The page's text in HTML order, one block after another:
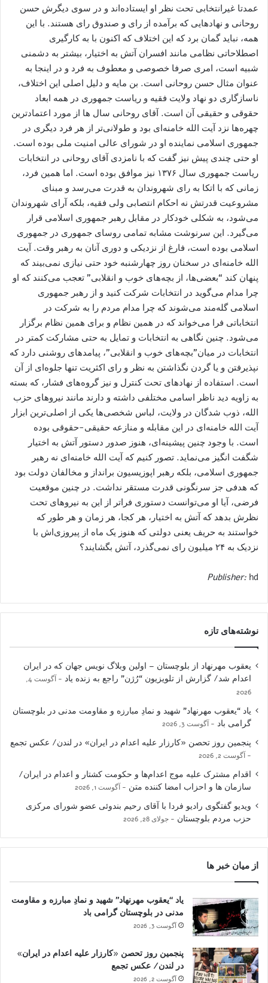
عمدتا غیرانتخابی تحت نظر او ایستاده‌اند و در سوی دیگرش حسن
روحانی و نهادهایی که برآمده از رای و صندوق رای هستند. با این
همه، نباید گمان برد که این اختلاف که اکنون با به کارگیری
اصطلاحاتی نظامی مانند افسران آتش به اختیار، بیشتر به دشمنی
شبیه است، امری صرفا خصوصی و معطوف به فرد و در اینجا به
عنوان مثال حسن روحانی است. بن مایه و دلیل اصلی این اختلاف،
ناسازگاری دو نهاد ولایت فقیه و ریاست جمهوری در همه ابعاد
حقوقی و حقیقی آن است. آقای روحانی سال ها از مورد اعتمادترین
چهره‌ها نزد آیت الله خامنه‌ای بود و طولانی‌تر از هر فرد دیگری در
جمهوری اسلامی نماینده او در شورای عالی امنیت ملی بوده است.
او حتی چندی پیش نیز گفت که با نامزدی آقای روحانی در انتخابات
ریاست جمهوری سال ۱۳۷۶ نیز موافق بوده است. اما همین فرد،
زمانی که با اتکا به رای شهروندان به قدرت می‌رسد و مبنای
مشروعیت قدرتش نه احکام انتصابی ولی فقیه، بلکه آرای شهروندان
می‌شود، به شکلی خودکار در مقابل رهبر جمهوری اسلامی قرار
می‌گیرد. این سرنوشت مشابه تمامی روسای جمهوری در جمهوری
اسلامی بوده است، فارغ از نزدیکی و دوری آنان به رهبر وقت. آیت
الله خامنه‌ای در سخنان روز چهارشنبه خود حتی نیازی نمی‌بیند که
پنهان کند “بعضی‌ها، از بچه‌های خوب و انقلابی” تعجب می‌کنند که او
چرا مدام می‌گوید در انتخابات شرکت کنید و از رهبر جمهوری
اسلامی گله‌مند می‌شوند که چرا مدام مردم را به شرکت در
انتخاباتی فرا می‌خواند که در همین نظام و برای همین نظام برگزار
می‌شود. چنین نگاهی به انتخابات و تمایل به حتی مشارکت کمتر در
انتخابات در ميان”بچه‌های خوب و انقلابی”، پیامدهای روشنی دارد که
نپذیرفتن و یا گردن نگذاشتن به نظر و رای اکثریت تنها جلوه‌ای از آن
است. استفاده از نهادهای تحت کنترل و نیز گروه‌های فشار، که بسته
به زاویه دید ناظر اسامی مختلفی داشته و دارند مانند نیروهای حزب
الله، ذوب شدگان در ولایت، لباس شخصی‌ها یکی از اصلی‌ترین ابزار
آیت الله خامنه‌ای در این مقابله و منازعه حقیقی-حقوقی بوده
است. با وجود چنین پیشینه‌ای، هنوز صدور دستور آتش به اختیار
شگفت انگیز می‌نماید. تصور کنیم که آیت الله خامنه‌ای نه رهبر
جمهوری اسلامی، بلکه رهبر اپوزیسیون برانداز و مخالفان دولت بود
که هدفی جز سرنگونی قدرت مستقر نداشت. در چنین موقعیت
فرضی، آیا او می‌توانست دستوری فراتر از این به نیروهای تحت
نظرش بدهد که آتش به اختیار، هر کجا، هر زمان و هر طور که
خواستند به حریف یعنی دولتی که هنوز یک ماه از پیروزی‌اش با
نزدیک به ۲۴ میلیون رای نمی‌گذرد، آتش بگشایند؟
Publisher: hd
نوشته‌های تازه
یعقوب مهرنهاد از بلوچستان – اولین وبلاگ نویس جهان که در ایران
اعدام شد/ گزارش از تلویزیون “رُژن” راجع به زنده یاد
آگوست 4,
2026
یاد “یعقوب مهرنهاد” شهید و نمادِ مبارزه و مقاومت مدنی در بلوچستان
گرامی باد
آگوست 3, 2026
پنجمین روز تحصن «کارزار علیه اعدام در ایران» در لندن/ عکس تجمع
آگوست 2, 2026
اقدام مشترک علیه موج اعدام‌ها و حکومت کشتار و اعدام در ایران/
سازمان ها و احزاب امضا کننده متن
آگوست 1, 2026
ویدیو گفتگوی رادیو فردا با آقای رحیم بندوئی عضو شورای مرکزی
حزب مردم بلوچستان
جولای 28, 2026
از میان خبر ها
یاد “یعقوب مهرنهاد” شهید و نمادِ مبارزه و مقاومت
مدنی در بلوچستان گرامی باد
آگوست 3, 2026
پنجمین روز تحصن «کارزار علیه اعدام در ایران»
در لندن/ عکس تجمع
آگوست 2, 2026